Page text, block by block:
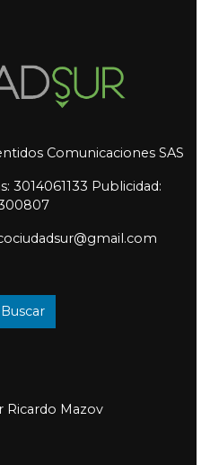
Comunicaciones SAS
3014061133 Publicidad:
Buscar
Ricardo Mazov